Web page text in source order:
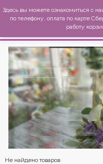
МЕГАРАСПРОДАЖА
УСПЕЙТЕ
скидки 50% на отличные цветочные композиции
КУПИТЬ СЕЙЧАС
Не найдено товаров
Здесь вы можете ознакомиться с
по телефону, оплата по карте
работу